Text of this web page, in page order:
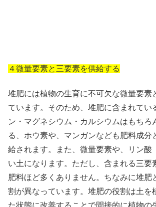
４微量要素と三要素を供給する
堆肥には植物の生育に不可欠な微量要素
ています。そのため、堆肥に含まれてい
ン・マグネシウム・カルシウムはもちろ
る、ホウ素や、マンガンなども肥料成分
給されます。また、微量要素や、リン酸
い土になります。ただし、含まれる三要
肥料ほど多くありません。ちなみに堆肥
割が異なっています。堆肥の役割は土を